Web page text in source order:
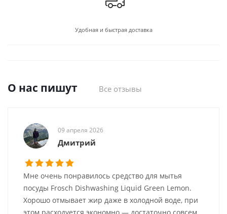
Удобная и быстрая доставка
О нас пишут Все отзывы
09 апреля 2026
Дмитрий
Мне очень понравилось средство для мытья
посуды Frosch Dishwashing Liquid Green Lemon.
Хорошо отмывает жир даже в холодной воде, при